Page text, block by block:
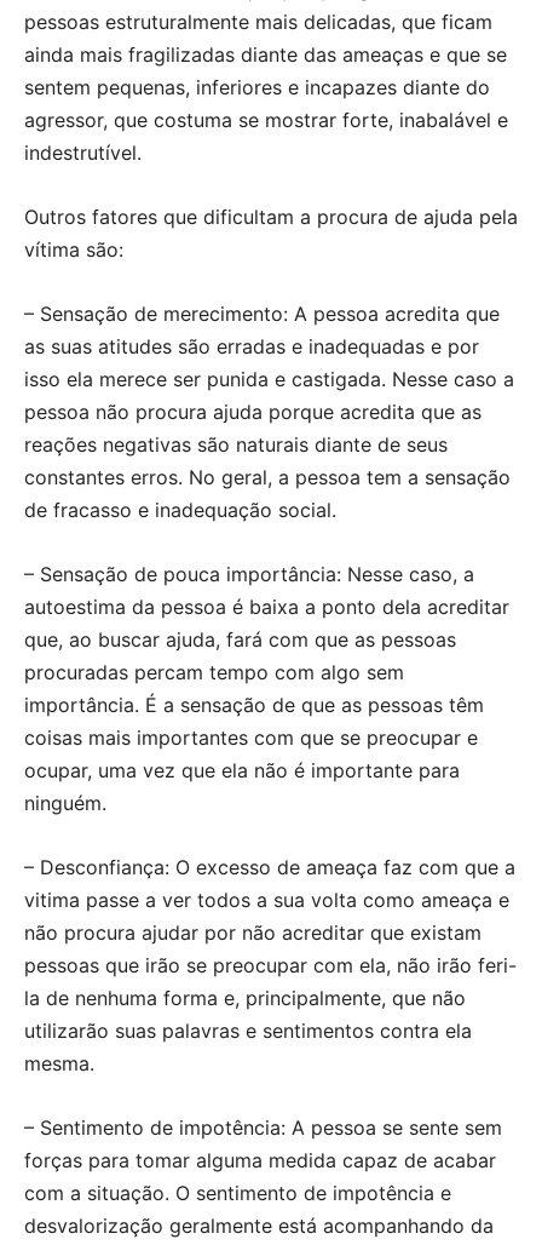
pessoas estruturalmente mais delicadas, que ficam
ainda mais fragilizadas diante das ameaças e que se
sentem pequenas, inferiores e incapazes diante do
agressor, que costuma se mostrar forte, inabalável e
indestrutível.
Outros fatores que dificultam a procura de ajuda pela
vítima são:
– Sensação de merecimento: A pessoa acredita que
as suas atitudes são erradas e inadequadas e por
isso ela merece ser punida e castigada. Nesse caso a
pessoa não procura ajuda porque acredita que as
reações negativas são naturais diante de seus
constantes erros. No geral, a pessoa tem a sensação
de fracasso e inadequação social.
– Sensação de pouca importância: Nesse caso, a
autoestima da pessoa é baixa a ponto dela acreditar
que, ao buscar ajuda, fará com que as pessoas
procuradas percam tempo com algo sem
importância. É a sensação de que as pessoas têm
coisas mais importantes com que se preocupar e
ocupar, uma vez que ela não é importante para
ninguém.
– Desconfiança: O excesso de ameaça faz com que a
vitima passe a ver todos a sua volta como ameaça e
não procura ajudar por não acreditar que existam
pessoas que irão se preocupar com ela, não irão feri-
la de nenhuma forma e, principalmente, que não
utilizarão suas palavras e sentimentos contra ela
mesma.
– Sentimento de impotência: A pessoa se sente sem
forças para tomar alguma medida capaz de acabar
com a situação. O sentimento de impotência e
desvalorização geralmente está acompanhando da